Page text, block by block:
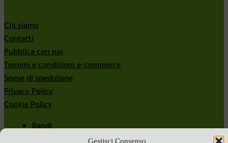
Gestisci Consenso
Chi siamo
Contatti
Pubblica con noi
Termini e condizioni e-commerce
Spese di spedizione
Privacy Policy
Cookie Policy
Bandi
Bandi 2024